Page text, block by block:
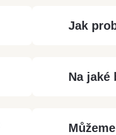
Jak
Na jaké